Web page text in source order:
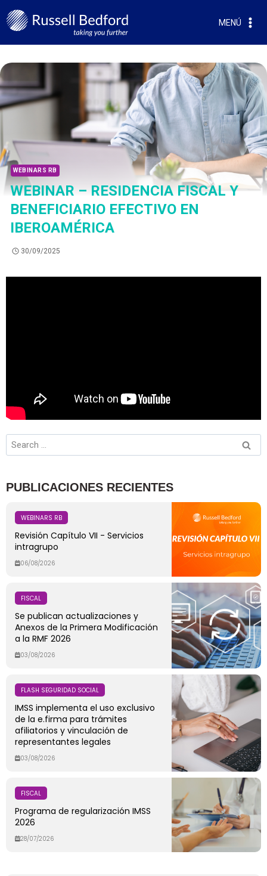
MENÚ
WEBINARS RB
WEBINAR – RESIDENCIA FISCAL Y
BENEFICIARIO EFECTIVO EN
IBEROAMÉRICA
30/09/2025
PUBLICACIONES RECIENTES
WEBINARS RB
Revisión Capítulo VII - Servicios
intragrupo
06/08/2026
FISCAL
Se publican actualizaciones y
Anexos de la Primera Modificación
a la RMF 2026
03/08/2026
FLASH SEGURIDAD SOCIAL
IMSS implementa el uso exclusivo
de la e.firma para trámites
afiliatorios y vinculación de
representantes legales
03/08/2026
FISCAL
Programa de regularización IMSS
2026
28/07/2026